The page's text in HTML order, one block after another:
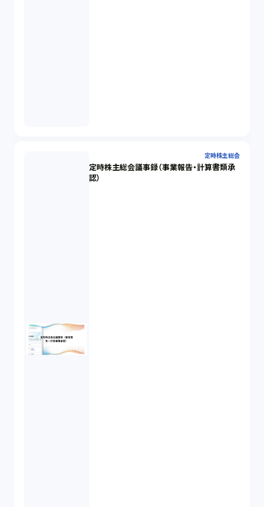
定時株主総会
定時株主総会議事録（事業報告・計算書類承
認）